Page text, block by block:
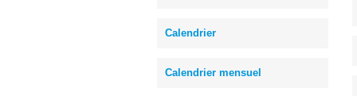
Calendrier
Calendrier mensuel